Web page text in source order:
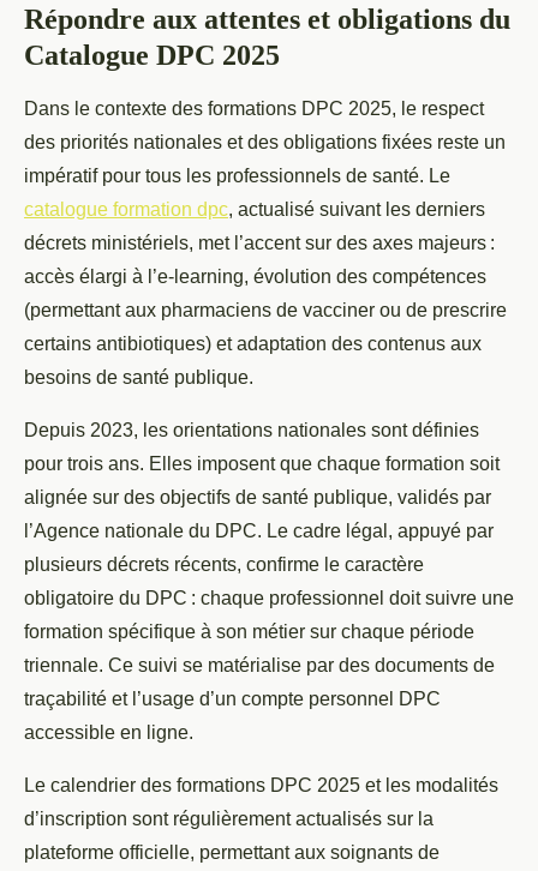
Répondre aux attentes et obligations du
Catalogue DPC 2025
Dans le contexte des formations DPC 2025, le respect
des priorités nationales et des obligations fixées reste un
impératif pour tous les professionnels de santé. Le
catalogue formation dpc, actualisé suivant les derniers
décrets ministériels, met l’accent sur des axes majeurs :
accès élargi à l’e-learning, évolution des compétences
(permettant aux pharmaciens de vacciner ou de prescrire
certains antibiotiques) et adaptation des contenus aux
besoins de santé publique.
Depuis 2023, les orientations nationales sont définies
pour trois ans. Elles imposent que chaque formation soit
alignée sur des objectifs de santé publique, validés par
l’Agence nationale du DPC. Le cadre légal, appuyé par
plusieurs décrets récents, confirme le caractère
obligatoire du DPC : chaque professionnel doit suivre une
formation spécifique à son métier sur chaque période
triennale. Ce suivi se matérialise par des documents de
traçabilité et l’usage d’un compte personnel DPC
accessible en ligne.
Le calendrier des formations DPC 2025 et les modalités
d’inscription sont régulièrement actualisés sur la
plateforme officielle, permettant aux soignants de